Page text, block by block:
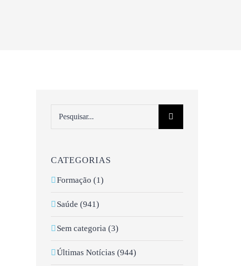
CATEGORIAS
Formação (1)
Saúde (941)
Sem categoria (3)
Últimas Notícias (944)